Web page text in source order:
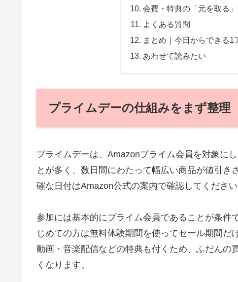
会費・特典の「元を取る
よくある質問
まとめ｜今日からできる1
あわせて読みたい
プライムデーの仕組みをまず整理
プライムデーは、Amazonプライム会員を対象に
とが多く、数日間にわたって幅広い商品が値引
確な日付はAmazon公式の案内で確認してください
参加には基本的にプライム会員であることが条件
じめての方は無料体験期間を使ってセール期間
動画・音楽配信などの特典も付くため、ふだんの
くなります。